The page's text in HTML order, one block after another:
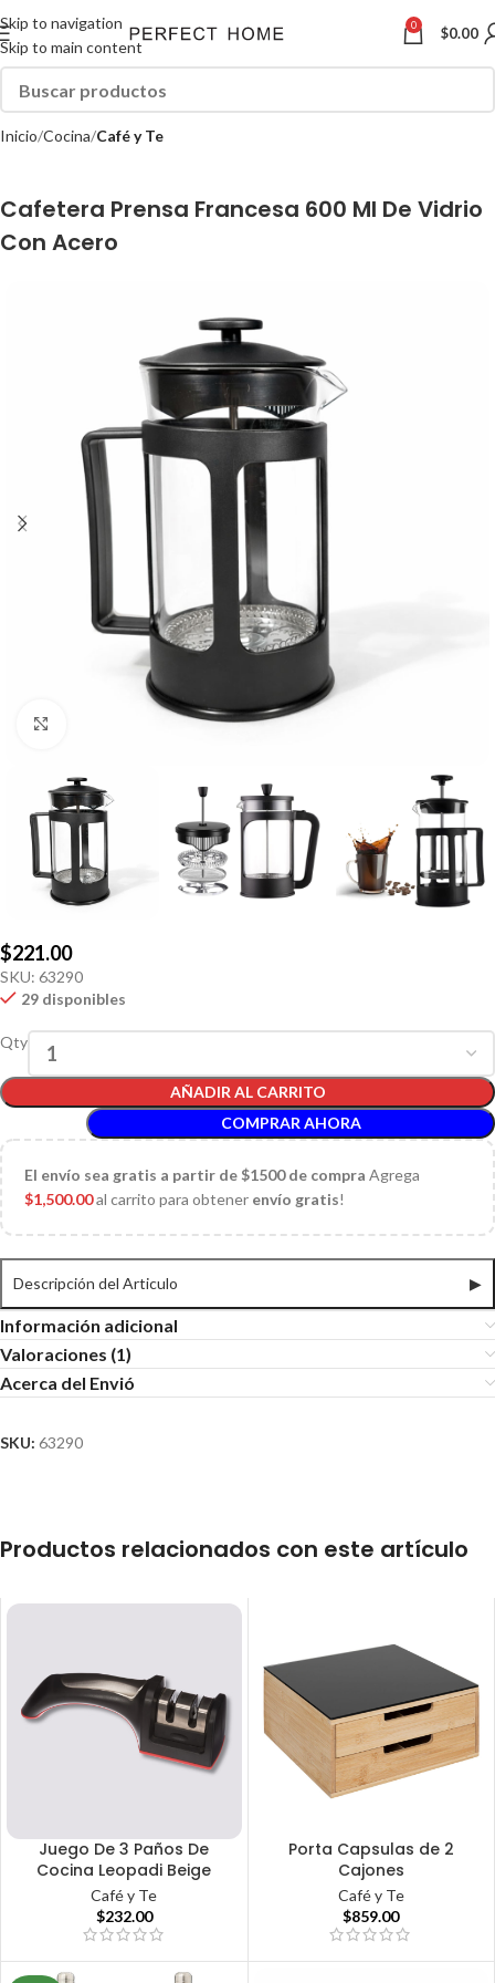
Skip to navigation
Skip to main content
0 $0.00
Inicio Cocina Café y Te
Cafetera Prensa Francesa 600 Ml De Vidrio
Con Acero
$221.00
SKU: 63290
29 disponibles
Qty
AÑADIR AL CARRITO
COMPRAR AHORA
El envío sea gratis a partir de $1500 de compra Agrega
$1,500.00al carrito para obtener envío gratis!
Descripción del Articulo ▶
Información adicional
Valoraciones (1)
Acerca del Envió
SKU: 63290
Productos relacionados con este artículo
Juego De 3 Paños De
Cocina Leopadi Beige
Café y Te
$232.00
Porta Capsulas de 2
Cajones
Café y Te
$859.00